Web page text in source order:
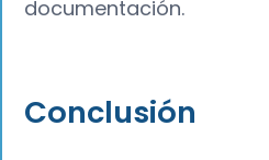
documentación.
Conclusión